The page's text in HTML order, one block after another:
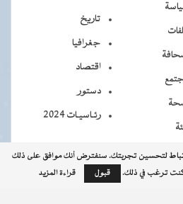
تاريخ
جغرافيا
اقتصاد
دستور
رئـاسيـات 2024
لتحسين تجربتك. سنفترض أنك موافق على ذلك
كنت ترغب في ذلك.
قبول قراءة المزيد